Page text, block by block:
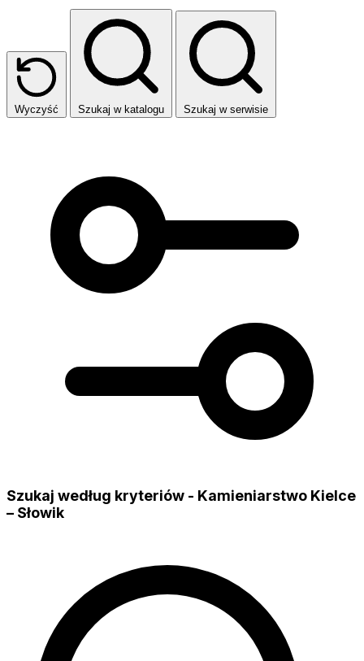
Wyczyść Szukaj w katalogu Szukaj w serwisie
Szukaj według kryteriów - Kamieniarstwo Kielce
– Słowik